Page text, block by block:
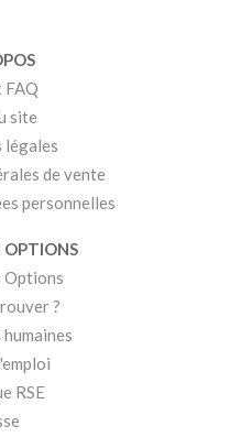
FAQ
site
légales
de vente
personnelles
OPTIONS
Options
?
RSE